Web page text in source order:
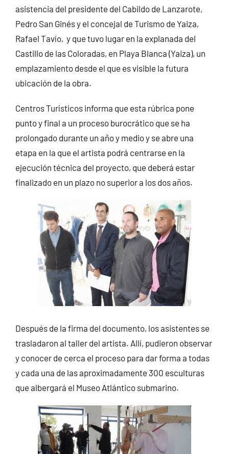
asistencia del presidente del Cabildo de Lanzarote,
Pedro San Ginés y el concejal de Turismo de Yaiza,
Rafael Tavío, y que tuvo lugar en la explanada del
Castillo de las Coloradas, en Playa Blanca (Yaiza), un
emplazamiento desde el que es visible la futura
ubicación de la obra.
Centros Turísticos informa que esta rúbrica pone
punto y final a un proceso burocrático que se ha
prolongado durante un año y medio y se abre una
etapa en la que el artista podrá centrarse en la
ejecución técnica del proyecto, que deberá estar
finalizado en un plazo no superior a los dos años.
Después de la firma del documento, los asistentes se
trasladaron al taller del artista. Allí, pudieron observar
y conocer de cerca el proceso para dar forma a todas
y cada una de las aproximadamente 300 esculturas
que albergará el Museo Atlántico submarino.